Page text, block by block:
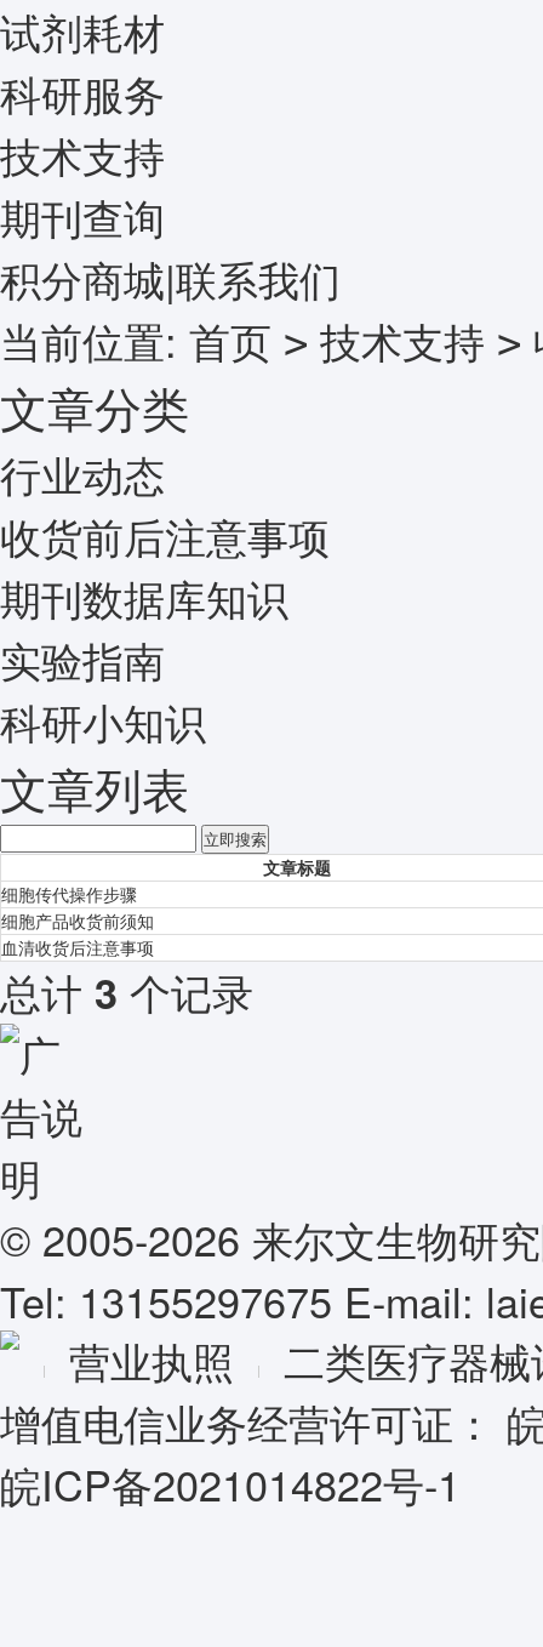
试剂耗材
科研服务
技术支持
期刊查询
积分商城|联系我们
当前位置: 首页 > 技术支持 >
文章分类
行业动态
收货前后注意事项
期刊数据库知识
实验指南
科研小知识
文章列表
文章标题
细胞传代操作步骤
细胞产品收货前须知
血清收货后注意事项
总计 3 个记录
© 2005-2026 来尔文生物研
Tel: 13155297675 E-mail:
营业执照
二类医疗器
增值电信业务经营许可证：
皖ICP备2021014822号-1